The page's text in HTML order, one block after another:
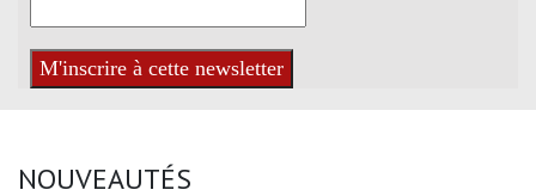
NOUVEAUTÉS